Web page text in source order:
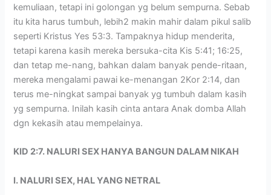
kemuliaan, tetapi ini golongan yg belum sempurna. Sebab
itu kita harus tumbuh, lebih2 makin mahir dalam pikul salib
seperti Kristus Yes 53:3. Tampaknya hidup menderita,
tetapi karena kasih mereka bersuka-cita Kis 5:41; 16:25,
dan tetap me-nang, bahkan dalam banyak pende-ritaan,
mereka mengalami pawai ke-menangan 2Kor 2:14, dan
terus me-ningkat sampai banyak yg tumbuh dalam kasih
yg sempurna. Inilah kasih cinta antara Anak domba Allah
dgn kekasih atau mempelainya.
KID 2:7. NALURI SEX HANYA BANGUN DALAM NIKAH
I. NALURI SEX, HAL YANG NETRAL